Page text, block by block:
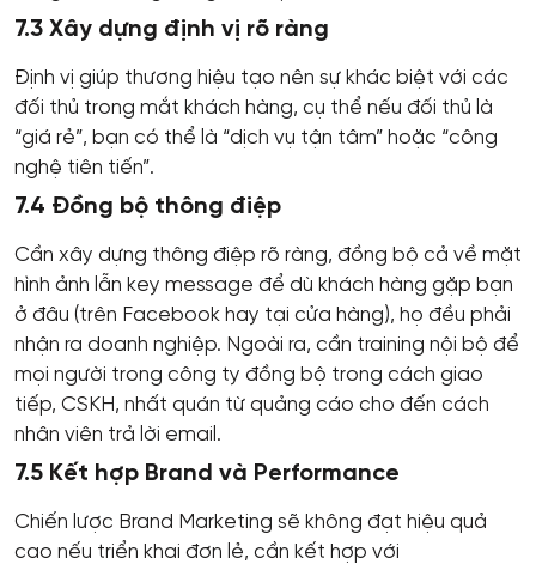
7.3 Xây dựng định vị rõ ràng
Định vị giúp thương hiệu tạo nên sự khác biệt với các
đối thủ trong mắt khách hàng, cụ thể nếu đối thủ là
“giá rẻ”, bạn có thể là “dịch vụ tận tâm” hoặc “công
nghệ tiên tiến”.
7.4 Đồng bộ thông điệp
Cần xây dựng thông điệp rõ ràng, đồng bộ cả về mặt
hình ảnh lẫn key message để dù khách hàng gặp bạn
ở đâu (trên Facebook hay tại cửa hàng), họ đều phải
nhận ra doanh nghiệp. Ngoài ra, cần training nội bộ để
mọi người trong công ty đồng bộ trong cách giao
tiếp, CSKH, nhất quán từ quảng cáo cho đến cách
nhân viên trả lời email.
7.5 Kết hợp Brand và Performance
Chiến lược Brand Marketing sẽ không đạt hiệu quả
cao nếu triển khai đơn lẻ, cần kết hợp với